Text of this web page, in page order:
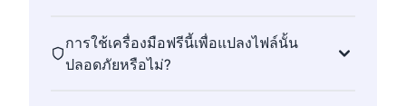
การใช้เครื่องมือฟรีนี้เพื่อแปลงไฟล์นั้น
ปลอดภัยหรือไม่?